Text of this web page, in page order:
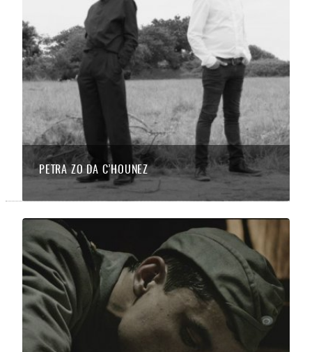
PETRA ZO DA C’HOUNEZ